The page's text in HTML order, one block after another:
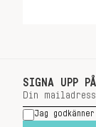
SIGNA UPP
Jag